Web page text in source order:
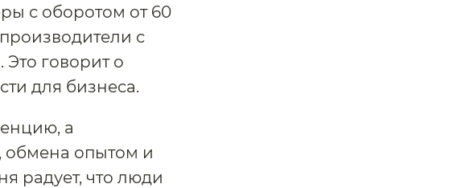
с оборотом от 60
с
говорит о
для бизнеса.
а
обмена опытом и
радует, что люди